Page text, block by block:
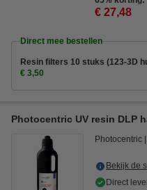
€ 27,48
Direct mee bestellen
Resin filters 10 stuks (123-3D
€ 3,50
Photocentric UV resin DLP
Photocentric
Bekijk de
Direct